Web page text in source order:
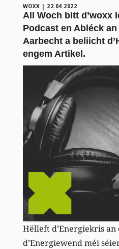
WOXX | 22.04.2022
All Woch bitt d’woxx
Podcast en Abléck
Aarbecht a beliicht
engem Artikel.
Hëlleft d’Energiekris
d’Energiewend méi